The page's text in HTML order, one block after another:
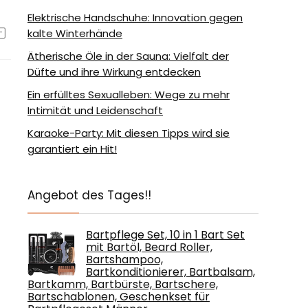
Elektrische Handschuhe: Innovation gegen
kalte Winterhände
Ätherische Öle in der Sauna: Vielfalt der
Düfte und ihre Wirkung entdecken
Ein erfülltes Sexualleben: Wege zu mehr
Intimität und Leidenschaft
Karaoke-Party: Mit diesen Tipps wird sie
garantiert ein Hit!
Angebot des Tages!!
Bartpflege Set, 10 in 1 Bart Set
mit Bartöl, Beard Roller,
Bartshampoo,
Bartkonditionierer, Bartbalsam,
Bartkamm, Bartbürste, Bartschere,
Bartschablonen, Geschenkset für